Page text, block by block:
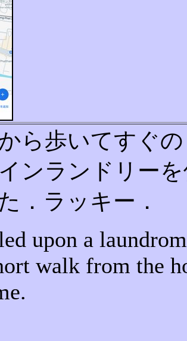
ら歩いてす ぐの
イ ンラ ン ド リ ーを
． ラッキー．
upon a
walk from the